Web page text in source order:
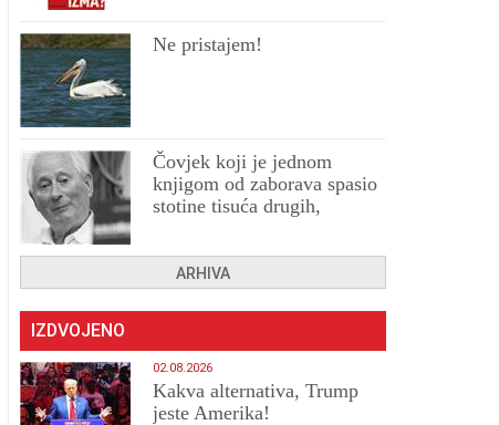
Ne pristajem!
Čovjek koji je jednom
knjigom od zaborava spasio
stotine tisuća drugih,
ARHIVA
IZDVOJENO
02.08.2026
Kakva alternativa, Trump
jeste Amerika!